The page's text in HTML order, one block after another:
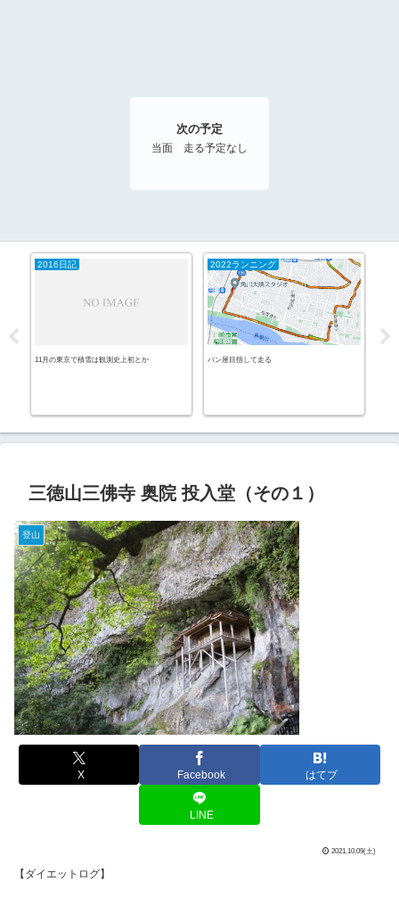
次の予定
当面 走る予定なし
2016日記
11月の東京で積雪は観測史上初とか
2022ランニング
パン屋目指して走る
三徳山三佛寺 奥院 投入堂（その１）
登山
X Facebook はてブ
LINE
2021.10.09(土)
【ダイエットログ】